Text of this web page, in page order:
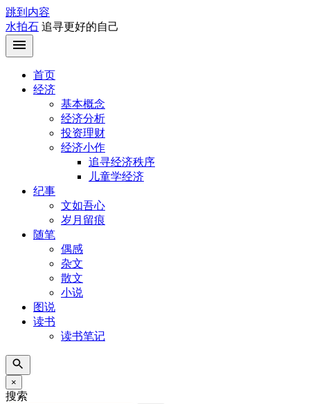
跳到内容
水拍石 追寻更好的自己
首页
经济
基本概念
经济分析
投资理财
经济小作
追寻经济秩序
儿童学经济
纪事
文如吾心
岁月留痕
随笔
偶感
杂文
散文
小说
图说
读书
读书笔记
×
搜索